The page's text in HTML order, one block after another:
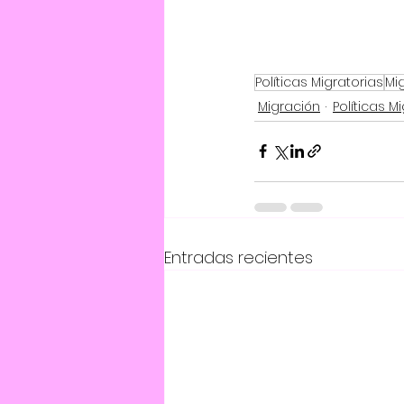
Políticas Migratorias
Migración
Políticas
Entradas recientes